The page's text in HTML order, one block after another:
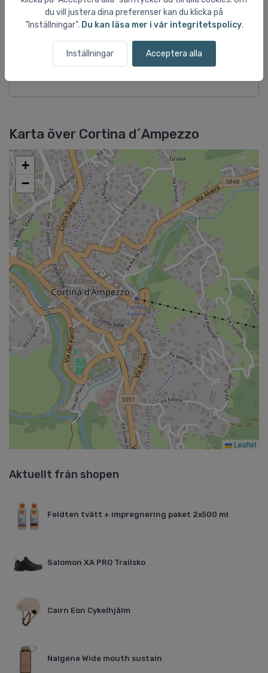
du vill justera dina preferenser kan du klicka på
”Inställningar”. Du kan läsa mer i vår integritetspolicy.
Inställningar Acceptera alla
skidområdet Tofana. Skidbussen stannar bara ca 90 meter bort,
och tar dig bekvämt till de omkringliggande skidområdena,
däribland Faloria-Cristallo (ca 1 km). Det gemytliga hotellet
förfogar över reception, hiss, Wi-Fi, två restauranger, bar, TV-
rum, skidrum med pjäxtorkar samt parkeringsplatser (i mån av
plats). Wellnessområdet med bastu, ångbad, kneippbassäng,
Karta över Cortina d´Ampezzo
+
−
Leaflet
Aktuellt från shopen
Feldten tvätt + impregnering paket 2x500 ml
Salomon XA PRO Trailsko
Cairn Eon Cykelhjälm
Nalgene Wide mouth sustain